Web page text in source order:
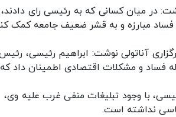
در میان کسانی که به رئیسی رای
فساد مبارزه و به قشر ضعیف جامعه کمک
فساد و مشکلات اقتصادی اطمینان داد که
با وجود تبلیغات منفی غرب علیه
نداشته است.